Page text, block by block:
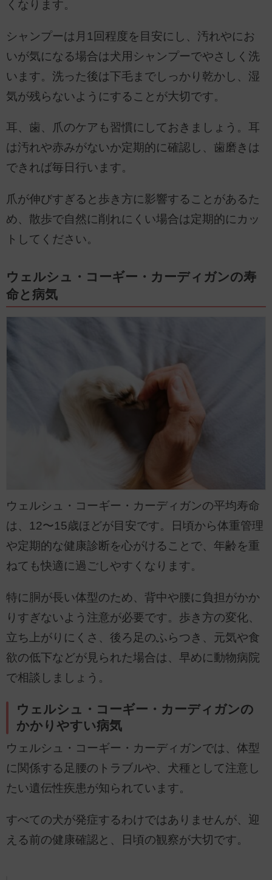
くなります。
シャンプーは月1回程度を目安にし、汚れやにお
いが気になる場合は犬用シャンプーでやさしく洗
います。洗った後は下毛までしっかり乾かし、湿
気が残らないようにすることが大切です。
耳、歯、爪のケアも習慣にしておきましょう。耳
は汚れや赤みがないか定期的に確認し、歯磨きは
できれば毎日行います。
爪が伸びすぎると歩き方に影響することがあるた
め、散歩で自然に削れにくい場合は定期的にカッ
トしてください。
ウェルシュ・コーギー・カーディガンの寿
命と病気
ウェルシュ・コーギー・カーディガンの平均寿命
は、12〜15歳ほどが目安です。日頃から体重管理
や定期的な健康診断を心がけることで、年齢を重
ねても快適に過ごしやすくなります。
特に胴が長い体型のため、背中や腰に負担がかか
りすぎないよう注意が必要です。歩き方の変化、
立ち上がりにくさ、後ろ足のふらつき、元気や食
欲の低下などが見られた場合は、早めに動物病院
で相談しましょう。
ウェルシュ・コーギー・カーディガンの
かかりやすい病気
ウェルシュ・コーギー・カーディガンでは、体型
に関係する足腰のトラブルや、犬種として注意し
たい遺伝性疾患が知られています。
すべての犬が発症するわけではありませんが、迎
える前の健康確認と、日頃の観察が大切です。